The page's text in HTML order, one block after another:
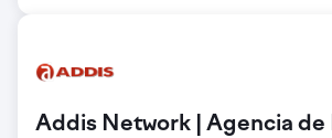
Addis Network | Agencia